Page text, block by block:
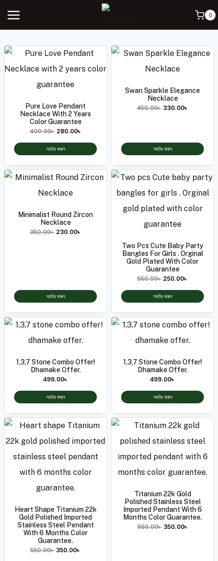
0
Pure Love Pendant
Necklace With 2 Years
Color Guarantee
400.00৳ 280.00৳
অর্ডার করুন
Swan Sparkle Elegance
Necklace
450.00৳ 330.00৳
অর্ডার করুন
Minimalist Round Zircon
Necklace
350.00৳ 230.00৳
অর্ডার করুন
Two Pcs Cute Baby Party
Bangles For Girls . Orginal
Gold Plated With Color
Guarantee
550.00৳ 250.00৳
অর্ডার করুন
1,3,7 Stone Combo Offer!
Dhamake Offer.
499.00৳
অর্ডার করুন
1,3,7 Stone Combo Offer!
Dhamake Offer.
499.00৳
অর্ডার করুন
Heart Shape Titanium 22k
Gold Polished Imported
Stainless Steel Pendant
With 6 Months Color
Guarantee.
550.00৳ 350.00৳
Titanium 22k Gold
Polished Stainless Steel
Imported Pendant With 6
Months Color Guarantee.
650.00৳ 350.00৳